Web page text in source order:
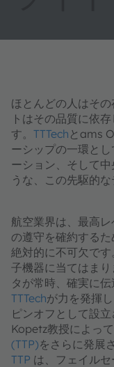
ほとんどの人はそ
トはその品質に依
す。 TTTech とams
ーシップの一環と
ーション、そして
うな、この先駆的
航空業界は、最高
の遵守を確約する
絶対的に不可欠で
子機器に当てはま
タが常時、確実に
TTTechが力を発揮
ピンオフとして設
Kopetz教授によっ
(TTP)をさらに発展
TTP は、フェイル